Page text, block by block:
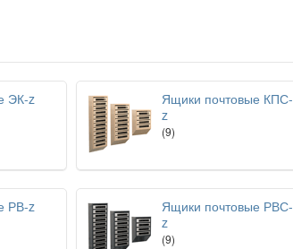
ЭК-z
Ящики почтовые КПС-
z
(9)
РВ-z
Ящики почтовые РВС-
z
(9)